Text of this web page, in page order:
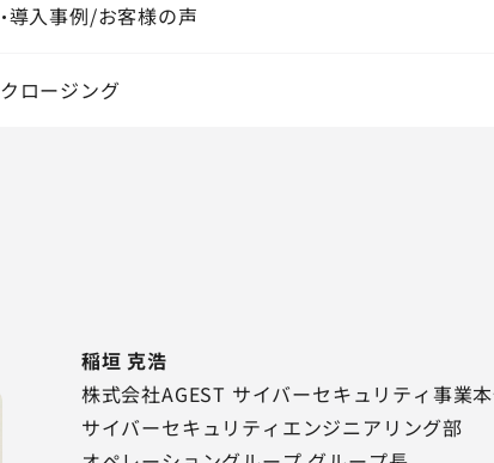
・導入事例/お客様の声
クロージング
稲垣 克浩
株式会社AGEST サイバーセキュリティ事業
サイバーセキュリティエンジニアリング部